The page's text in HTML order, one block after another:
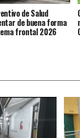
de Salud
de buena forma
frontal 2026